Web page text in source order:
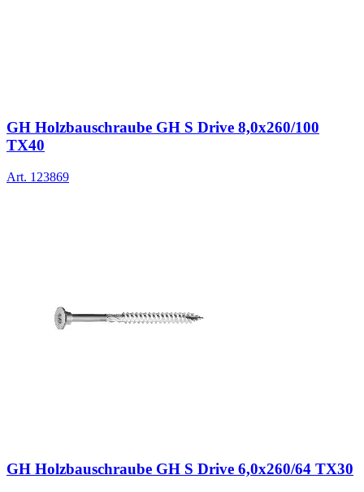
GH Holzbauschraube GH S Drive 8,0x260/100
TX40
Art. 123869
GH Holzbauschraube GH S Drive 6,0x260/64 TX30